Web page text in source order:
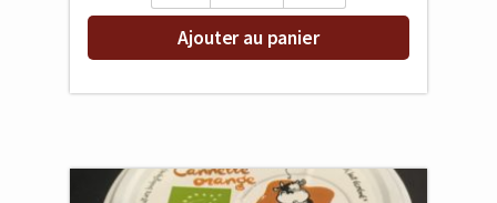
Ajouter au panier